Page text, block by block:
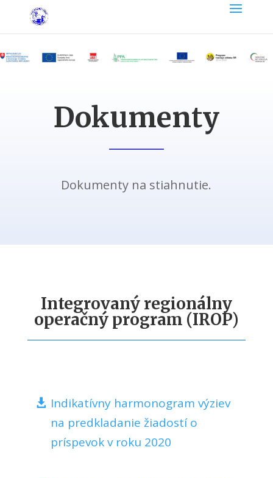
Dokumenty
Dokumenty na stiahnutie.
Integrovaný regionálny
operačný program (IROP)
Indikatívny harmonogram výziev
na predkladanie žiadostí o
príspevok v roku 2020